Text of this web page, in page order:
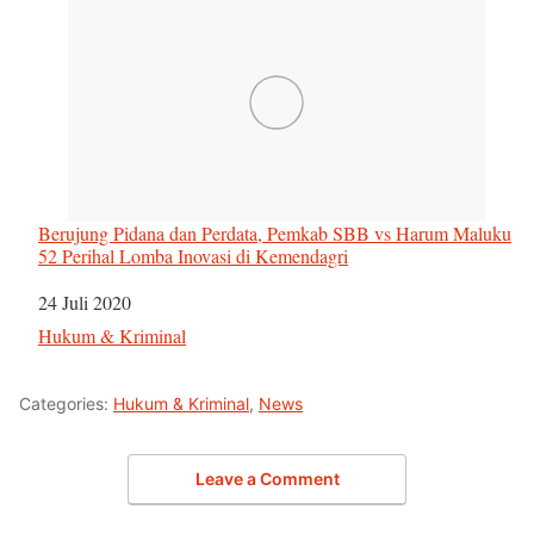
Berujung Pidana dan Perdata, Pemkab SBB vs Harum Maluku
52 Perihal Lomba Inovasi di Kemendagri
Tanggal
24 Juli 2020
Sehubungan dengan
Hukum & Kriminal
Categories: Hukum & Kriminal, News
Leave a Comment